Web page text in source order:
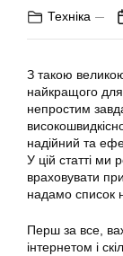
Техніка
З такою великою
найкращого
непростим
надійний та
У цій статті ми
враховувати
надамо список
Перш за все,
інтернетом і